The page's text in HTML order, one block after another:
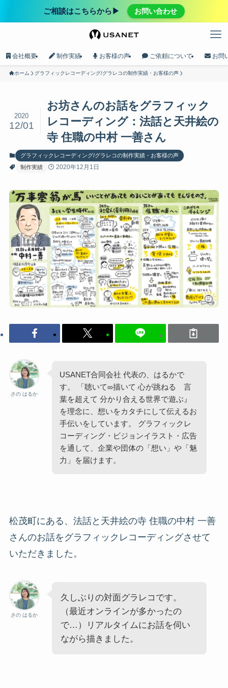
ご相談はこちらから▶︎ お問い合わせ
会社概要 制作実績 お客様の声 ご依頼について お問
ホーム グラフィックレコーディング/グラレコの制作実績・お客様の声
お坊さんのお話をグラフィック
レコーディング：法話と天井絵の
寺 住職の中村 一善さん
2020
12/01
グラフィックレコーディング/グラレコの制作実績・お客様の声
制作実績
2020年12月1日
さの はるか
USANET合同会社 代表の、はるかで
す。 「聴いて∞描いて 心が跳ねる 言
葉を超えて 分かり合える世界で遊ぶ』
を理念に、想いをカタチにして伝えるお
手伝いをしています。 グラフィックレ
コーディング・ビジョンイラスト・広告
を通して、企業や団体の「想い」や「魅
力」を届けます。
松茂町にある、法話と天井絵の寺 住職の中村 一善
さんのお話をグラフィックレコーディングさせて
いただきました。
さの はるか
久しぶりの対面グラレコです。
（最近オンラインが多かったの
で…）リアルタイムにお話を伺い
ながら描きました。